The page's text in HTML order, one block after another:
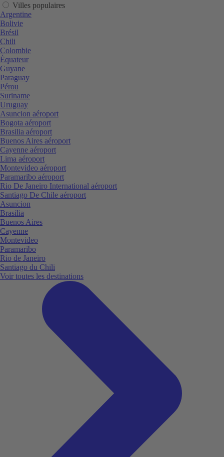
Villes populaires
Argentine
Bolivie
Brésil
Chili
Colombie
Équateur
Guyane
Paraguay
Pérou
Suriname
Uruguay
Asuncion aéroport
Bogota aéroport
Brasilia aéroport
Buenos Aires aéroport
Cayenne aéroport
Lima aéroport
Montevideo aéroport
Paramaribo aéroport
Rio De Janeiro International aéroport
Santiago De Chile aéroport
Asuncion
Brasilia
Buenos Aires
Cayenne
Montevideo
Paramaribo
Rio de Janeiro
Santiago du Chili
Voir toutes les destinations